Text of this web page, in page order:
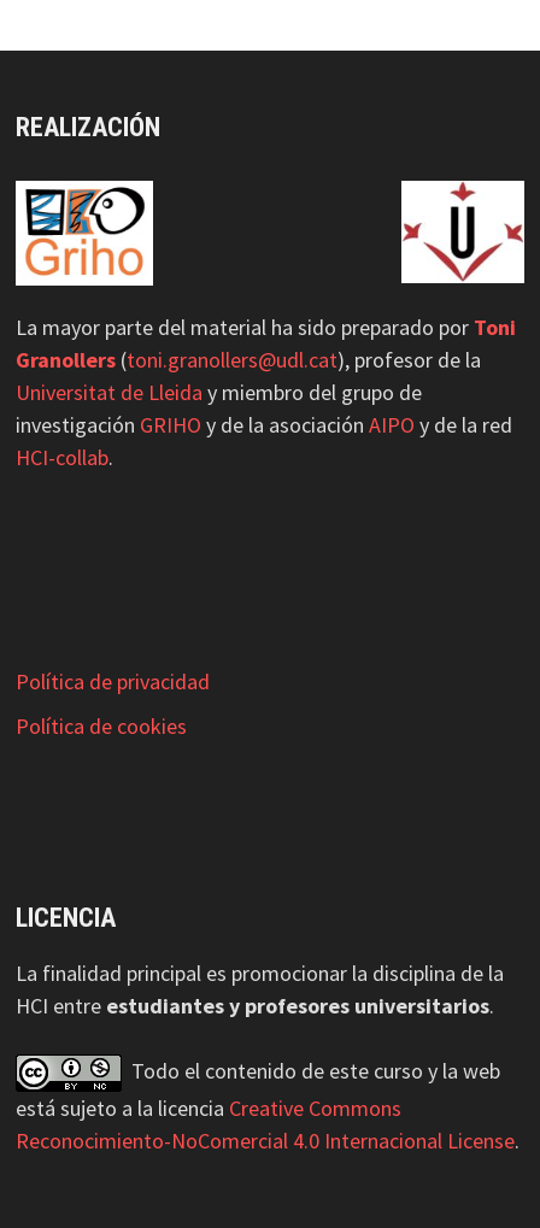
GRIHO participa en Accessibility Day 2025
#acessibility
Load More
REALIZACIÓN
La mayor parte del material ha sido preparado por Toni
Granollers(toni.granollers@udl.cat), profesor de la
Universitat de Lleida y miembro del grupo de
investigación GRIHO y de la asociación AIPO y de la red
HCI-collab.
Política de privacidad
Política de cookies
LICENCIA
La finalidad principal es promocionar la disciplina de la
HCI entre estudiantes y profesores universitarios.
Todo el contenido de este curso y la web
está sujeto a la licencia Creative Commons
Reconocimiento-NoComercial 4.0 Internacional License.